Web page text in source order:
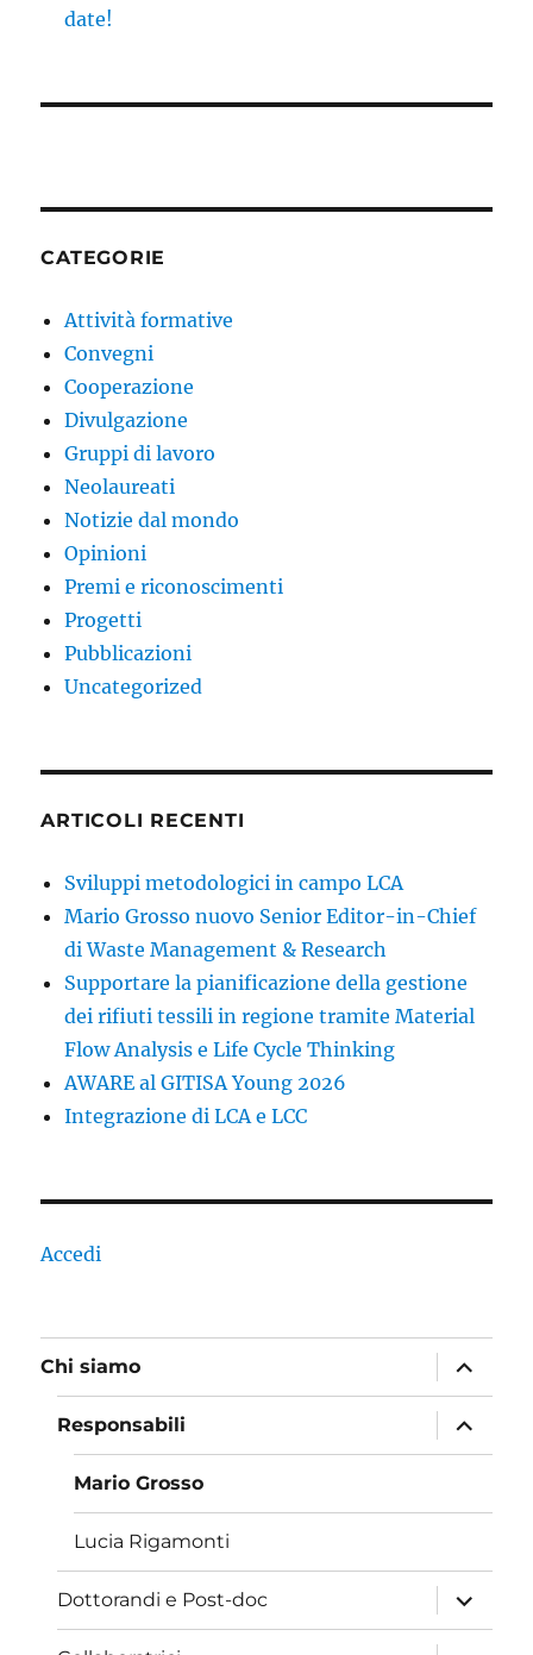
date!
CATEGORIE
Attività formative
Convegni
Cooperazione
Divulgazione
Gruppi di lavoro
Neolaureati
Notizie dal mondo
Opinioni
Premi e riconoscimenti
Progetti
Pubblicazioni
Uncategorized
ARTICOLI RECENTI
Sviluppi metodologici in campo LCA
Mario Grosso nuovo Senior Editor-in-Chief
di Waste Management & Research
Supportare la pianificazione della gestione
dei rifiuti tessili in regione tramite Material
Flow Analysis e Life Cycle Thinking
AWARE al GITISA Young 2026
Integrazione di LCA e LCC
Accedi
Chi siamo
apri
i
menu
child
Responsabili
apri
i
menu
Mario Grosso
Lucia Rigamonti
Dottorandi e Post-doc
apri
i
menu